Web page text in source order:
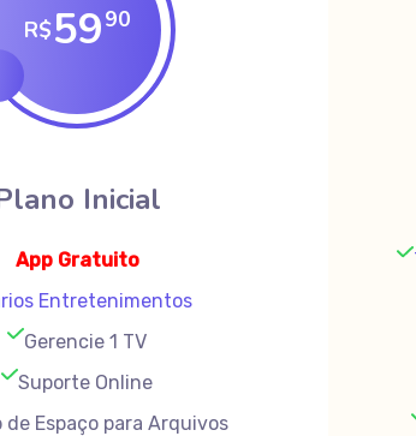
R$5990
Inicial
AppGratuito
Entretenimentos
Gerencie 1 TV
Suporte Online
de Espaço para Arquivos